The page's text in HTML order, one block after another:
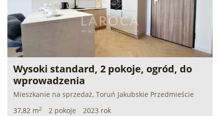
Wysoki standard, 2 pokoje, ogród, do
wprowadzenia
Mieszkanie na sprzedaż, Toruń Jakubskie Przedmieście
37,82 m2 2 pokoje 2023 rok